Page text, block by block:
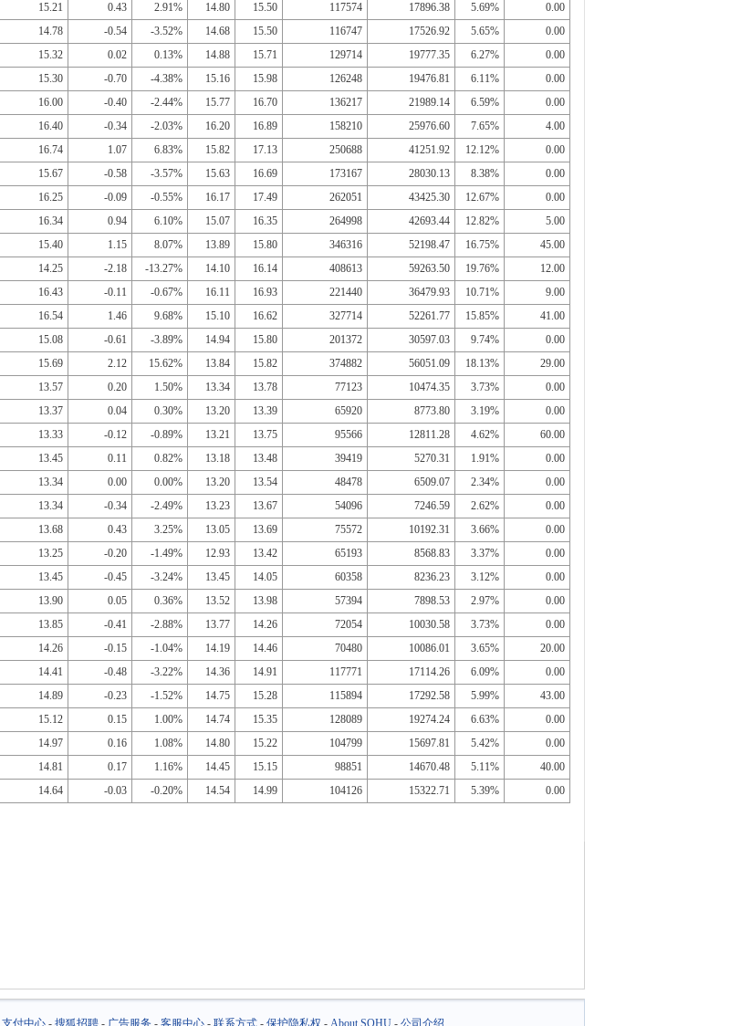
15.21 0.43 2.91% 14.80 15.50 117574 17896.38 5.69%
0.00
14.78 -0.54 -3.52% 14.68 15.50 116747 17526.92 5.65%
0.00
15.32 0.02 0.13% 14.88 15.71 129714 19777.35 6.27%
0.00
15.30 -0.70 -4.38% 15.16 15.98 126248 19476.81 6.11%
0.00
16.00 -0.40 -2.44% 15.77 16.70 136217 21989.14 6.59%
0.00
16.40 -0.34 -2.03% 16.20 16.89 158210 25976.60 7.65%
4.00
16.74 1.07 6.83% 15.82 17.13 250688 41251.92 12.12%
0.00
15.67 -0.58 -3.57% 15.63 16.69 173167 28030.13 8.38%
0.00
16.25 -0.09 -0.55% 16.17 17.49 262051 43425.30 12.67%
0.00
16.34 0.94 6.10% 15.07 16.35 264998 42693.44 12.82%
5.00
15.40 1.15 8.07% 13.89 15.80 346316 52198.47 16.75%
45.00
14.25 -2.18 -13.27% 14.10 16.14 408613 59263.50 19.76%
12.00
16.43 -0.11 -0.67% 16.11 16.93 221440 36479.93 10.71%
9.00
16.54 1.46 9.68% 15.10 16.62 327714 52261.77 15.85%
41.00
15.08 -0.61 -3.89% 14.94 15.80 201372 30597.03 9.74%
0.00
15.69 2.12 15.62% 13.84 15.82 374882 56051.09 18.13%
29.00
13.57 0.20 1.50% 13.34 13.78 77123 10474.35 3.73%
0.00
13.37 0.04 0.30% 13.20 13.39 65920 8773.80 3.19%
0.00
13.33 -0.12 -0.89% 13.21 13.75 95566 12811.28 4.62%
60.00
13.45 0.11 0.82% 13.18 13.48 39419 5270.31 1.91%
0.00
13.34 0.00 0.00% 13.20 13.54 48478 6509.07 2.34%
0.00
13.34 -0.34 -2.49% 13.23 13.67 54096 7246.59 2.62%
0.00
13.68 0.43 3.25% 13.05 13.69 75572 10192.31 3.66%
0.00
13.25 -0.20 -1.49% 12.93 13.42 65193 8568.83 3.37%
0.00
13.45 -0.45 -3.24% 13.45 14.05 60358 8236.23 3.12%
0.00
13.90 0.05 0.36% 13.52 13.98 57394 7898.53 2.97%
0.00
13.85 -0.41 -2.88% 13.77 14.26 72054 10030.58 3.73%
0.00
14.26 -0.15 -1.04% 14.19 14.46 70480 10086.01 3.65%
20.00
14.41 -0.48 -3.22% 14.36 14.91 117771 17114.26 6.09%
0.00
14.89 -0.23 -1.52% 14.75 15.28 115894 17292.58 5.99%
43.00
15.12 0.15 1.00% 14.74 15.35 128089 19274.24 6.63%
0.00
14.97 0.16 1.08% 14.80 15.22 104799 15697.81 5.42%
0.00
14.81 0.17 1.16% 14.45 15.15 98851 14670.48 5.11%
40.00
14.64 -0.03 -0.20% 14.54 14.99 104126 15322.71 5.39%
0.00
支付中心- 搜狐招聘- 广告服务- 客服中心- 联系方式- 保护隐私权 - About SOHU- 公司介绍